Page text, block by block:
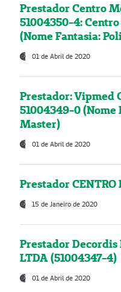
Prestador Centro
51004350-4:
(Nome Fantasia:
01 de Abril de 2020
Prestador: Vipmed
51004349-0
Master)
01 de Abril de 2020
Prestador CENTRO
15 de Janeiro de 2020
Prestador
LTDA (51004347-4)
01 de Abril de 2020